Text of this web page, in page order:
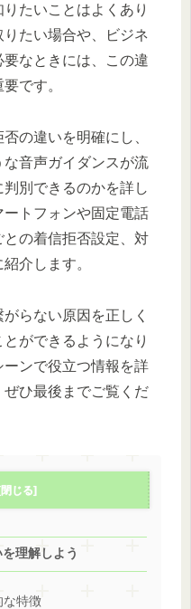
たいことはよくあり
たい場合や、ビジネ
なときには、この違
です。
の違いを明確にし、
音声ガイダンスが流
別できるのかを詳し
ートフォンや固定電話
の着信拒否設定、対
介します。
らない原因を正しく
ができるようになり
ンで役立つ情報を詳
ひ最後までご覧くだ
理解しよう
な特徴